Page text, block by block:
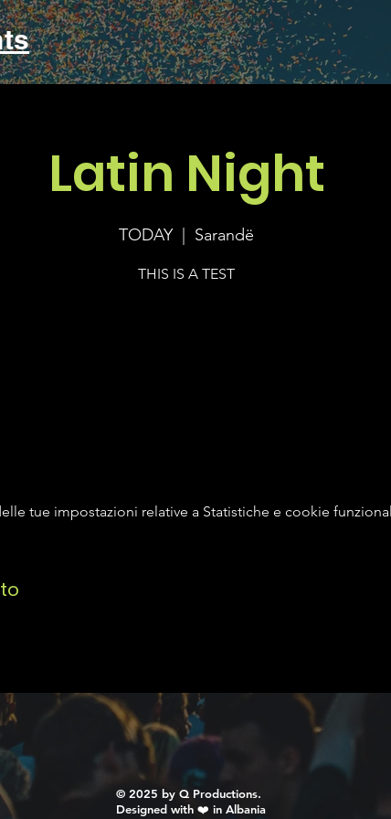
Latin Night
TODAY
  |
Sarandë
THIS IS A TEST
tue impostazioni relative a Statistiche e cookie
© 2025 by Q Productions.
Designed with ❤️ in Albania